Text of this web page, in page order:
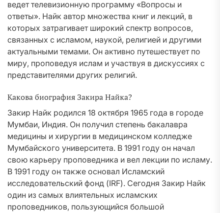
ведет телевизионную программу «Вопросы и
ответы». Найк автор множества книг и лекций, в
которых затрагивает широкий спектр вопросов,
связанных с исламом, наукой, религией и другими
актуальными темами. Он активно путешествует по
миру, проповедуя ислам и участвуя в дискуссиях с
представителями других религий.
Какова биография Закира Найка?
Закир Найк родился 18 октября 1965 года в городе
Мумбаи, Индия. Он получил степень бакалавра
медицины и хирургии в медицинском колледже
Мумбайского университета. В 1991 году он начал
свою карьеру проповедника и вел лекции по исламу.
В 1991 году он также основал Исламский
исследовательский фонд (IRF). Сегодня Закир Найк
один из самых влиятельных исламских
проповедников, пользующийся большой